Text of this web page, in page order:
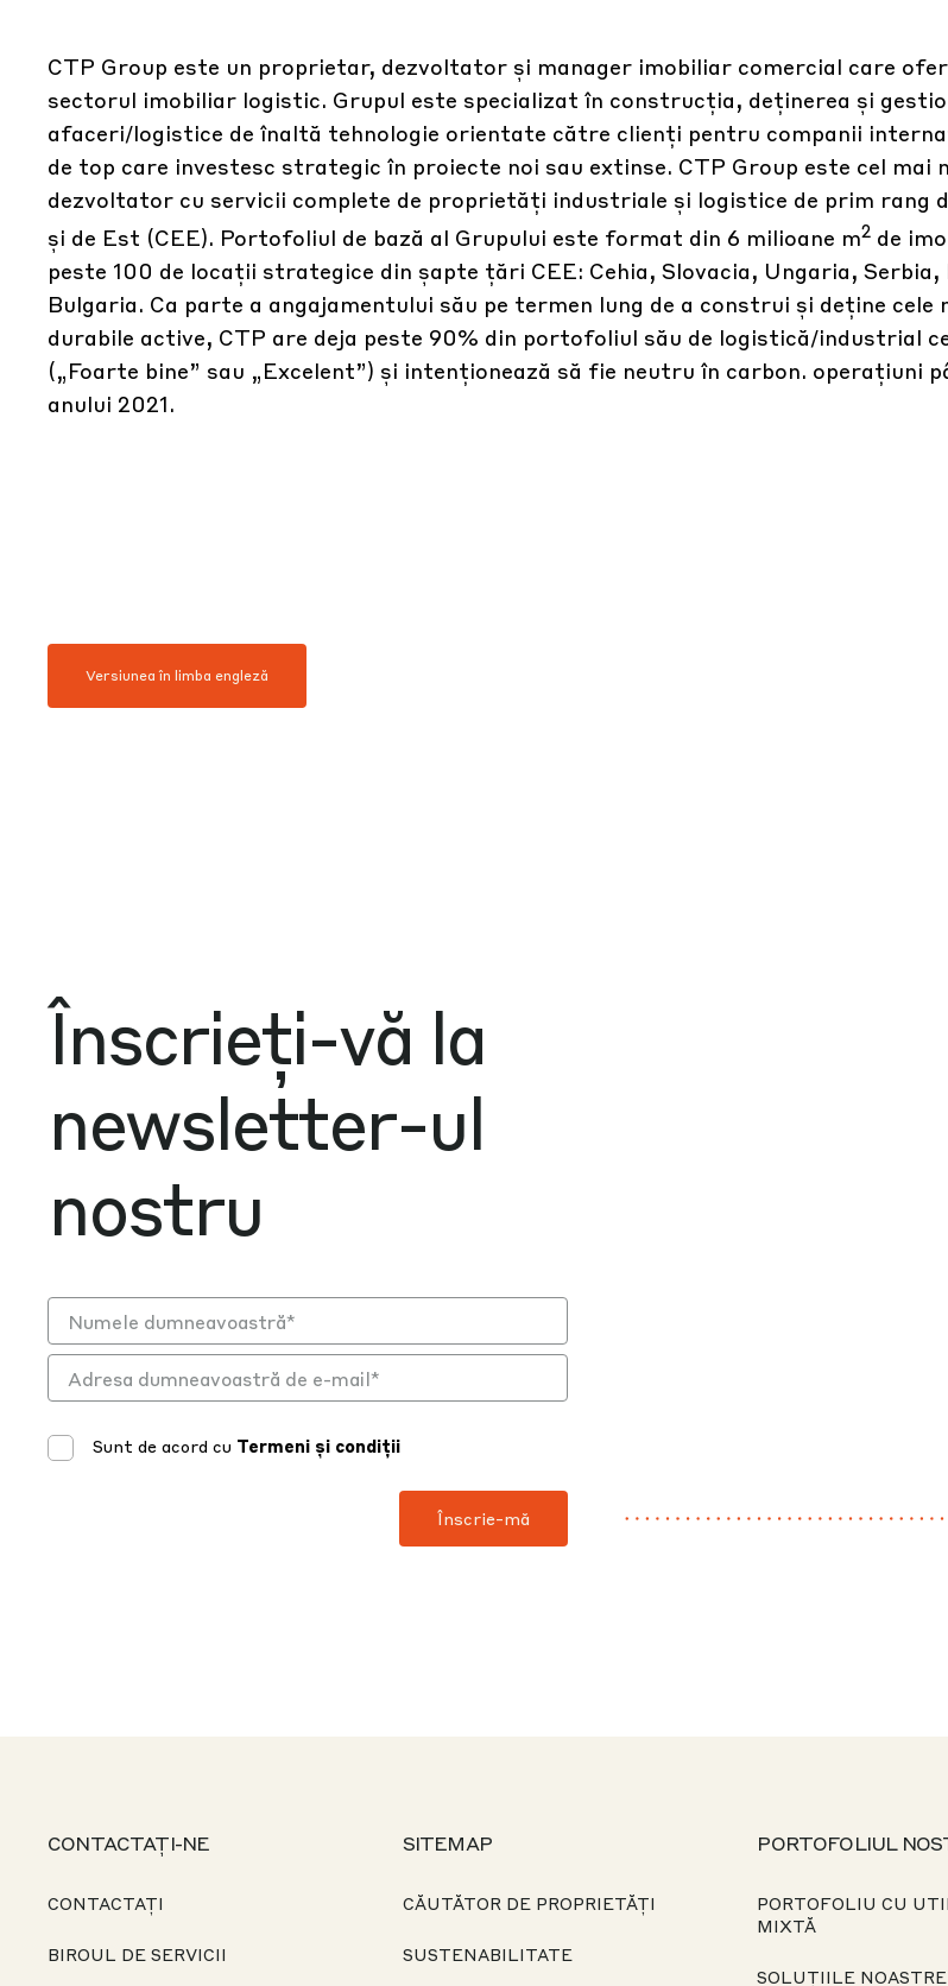
CTP Group este un proprietar, dezvoltator și manager imobiliar comercial care
sectorul imobiliar logistic. Grupul este specializat în construcția, deținerea și
afaceri/logistice de înaltă tehnologie orientate către clienți pentru companii
de top care investesc strategic în proiecte noi sau extinse. CTP Group este cel
dezvoltator cu servicii complete de proprietăți industriale și logistice de prim rang
și de Est (CEE). Portofoliul de bază al Grupului este format din 6 milioane m2 de
peste 100 de locații strategice din șapte țări CEE: Cehia, Slovacia, Ungaria, Serbia,
Bulgaria. Ca parte a angajamentului său pe termen lung de a construi și deține cele
durabile active, CTP are deja peste 90% din portofoliul său de logistică/industrial
(„Foarte bine” sau „Excelent”) și intenționează să fie neutru în carbon. operațiuni
anului 2021.
Versiunea în limba engleză
Înscrieți-vă la
newsletter-ul
nostru
Sunt de acord cu Termeni și condiții
CONTACTAȚI-NE
CONTACTAȚI
BIROUL DE SERVICII
SITEMAP
CĂUTĂTOR DE PROPRIETĂȚI
SUSTENABILITATE
PORTOFOLIUL
PORTOFOLIU CU
MIXTĂ
SOLUȚIILE NOASTRE